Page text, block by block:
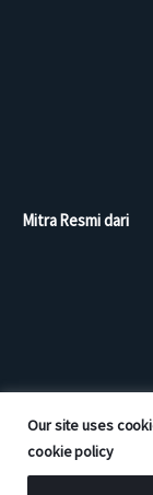
Our site uses
cookie policy
Mitra Resmi dari